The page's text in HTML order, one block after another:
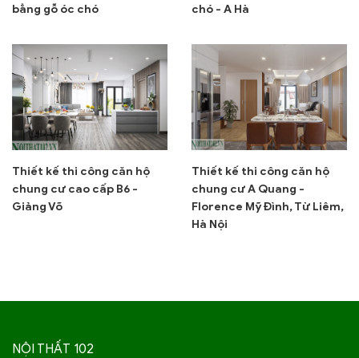
bằng gỗ óc chó
chó - A Hà
Thiết kế thi công căn hộ
chung cư cao cấp B6 -
Giảng Võ
Thiết kế thi công căn hộ
chung cư A Quang -
Florence Mỹ Đình, Từ Liêm,
Hà Nội
NỘI THẤT 102